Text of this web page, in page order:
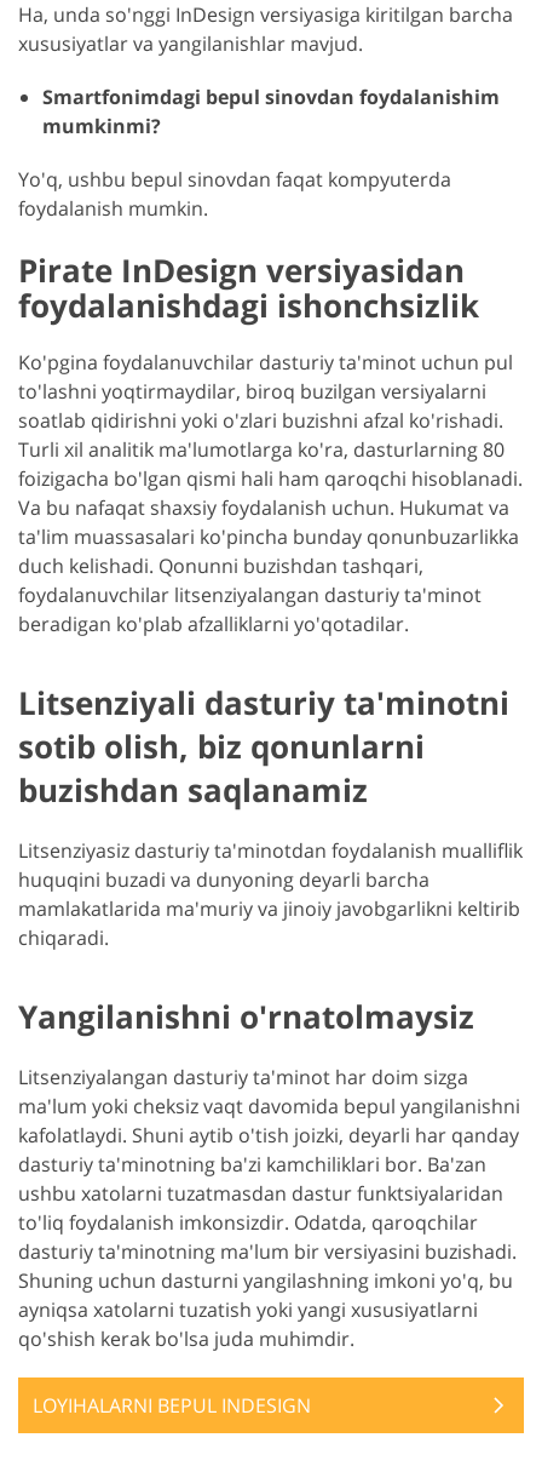
Ha, unda so'nggi InDesign versiyasiga kiritilgan barcha
xususiyatlar va yangilanishlar mavjud.
Smartfonimdagi bepul sinovdan foydalanishim
mumkinmi?
Yo'q, ushbu bepul sinovdan faqat kompyuterda
foydalanish mumkin.
Pirate InDesign versiyasidan
foydalanishdagi ishonchsizlik
Ko'pgina foydalanuvchilar dasturiy ta'minot uchun pul
to'lashni yoqtirmaydilar, biroq buzilgan versiyalarni
soatlab qidirishni yoki o'zlari buzishni afzal ko'rishadi.
Turli xil analitik ma'lumotlarga ko'ra, dasturlarning 80
foizigacha bo'lgan qismi hali ham qaroqchi hisoblanadi.
Va bu nafaqat shaxsiy foydalanish uchun. Hukumat va
ta'lim muassasalari ko'pincha bunday qonunbuzarlikka
duch kelishadi. Qonunni buzishdan tashqari,
foydalanuvchilar litsenziyalangan dasturiy ta'minot
beradigan ko'plab afzalliklarni yo'qotadilar.
Litsenziyali dasturiy ta'minotni
sotib olish, biz qonunlarni
buzishdan saqlanamiz
Litsenziyasiz dasturiy ta'minotdan foydalanish mualliflik
huquqini buzadi va dunyoning deyarli barcha
mamlakatlarida ma'muriy va jinoiy javobgarlikni keltirib
chiqaradi.
Yangilanishni o'rnatolmaysiz
Litsenziyalangan dasturiy ta'minot har doim sizga
ma'lum yoki cheksiz vaqt davomida bepul yangilanishni
kafolatlaydi. Shuni aytib o'tish joizki, deyarli har qanday
dasturiy ta'minotning ba'zi kamchiliklari bor. Ba'zan
ushbu xatolarni tuzatmasdan dastur funktsiyalaridan
to'liq foydalanish imkonsizdir. Odatda, qaroqchilar
dasturiy ta'minotning ma'lum bir versiyasini buzishadi.
Shuning uchun dasturni yangilashning imkoni yo'q, bu
ayniqsa xatolarni tuzatish yoki yangi xususiyatlarni
qo'shish kerak bo'lsa juda muhimdir.
LOYIHALARNI BEPUL INDESIGN